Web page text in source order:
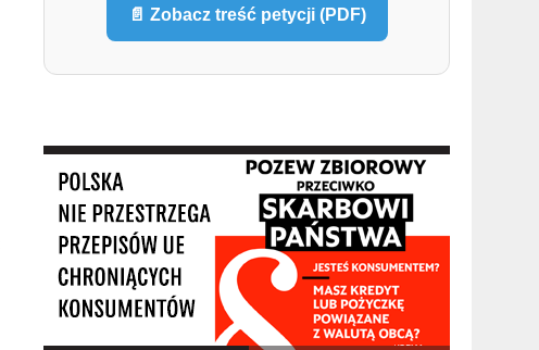
📄 Zobacz treść petycji (PDF)